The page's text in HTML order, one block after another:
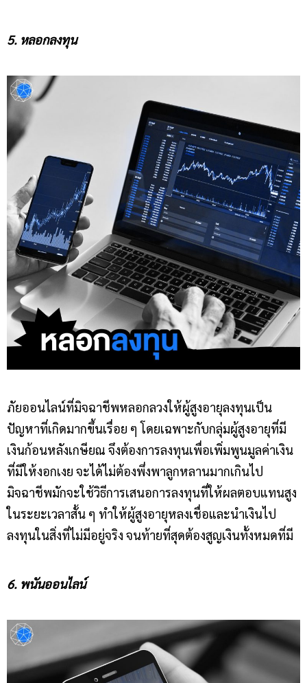
5. หลอกลงทุน
ภัยออนไลน์ที่มิจฉาชีพหลอกลวงให้ผู้สูงอายุลงทุนเป็น
ปัญหาที่เกิดมากขึ้นเรื่อย ๆ โดยเฉพาะกับกลุ่มผู้สูงอายุที่มี
เงินก้อนหลังเกษียณ จึงต้องการลงทุนเพื่อเพิ่มพูนมูลค่าเงิน
ที่มีให้งอกเงย จะได้ไม่ต้องพึ่งพาลูกหลานมากเกินไป
มิจฉาชีพมักจะใช้วิธีการเสนอการลงทุนที่ให้ผลตอบแทนสูง
ในระยะเวลาสั้น ๆ ทำให้ผู้สูงอายุหลงเชื่อและนำเงินไป
ลงทุนในสิ่งที่ไม่มีอยู่จริง จนท้ายที่สุดต้องสูญเงินทั้งหมดที่มี
6. พนันออนไลน์